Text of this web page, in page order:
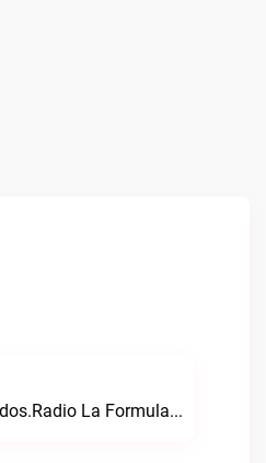
Radio formula una formula hecha para tus oídos.Radio La Formula Frutillar live